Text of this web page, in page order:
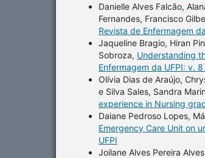
Danielle Alves Falcão,
Fernandes, Francisco
Revista de Enfermagem
Jaqueline Bragio, Hiran
Sobroza, Understanding
Enfermagem da UFPI: v.
Olívia Dias de Araújo,
e Silva Sales, Sandra
experience in Nursing
Daiane Pedroso Lopes,
Emergency Care Unit on
UFPI
Joilane Alves Pereira